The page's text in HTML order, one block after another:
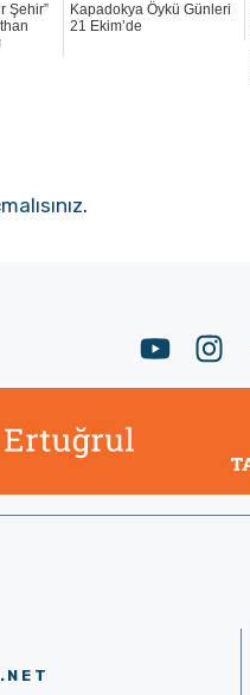
Şehir”
Kapadokya Öykü Günleri
21 Ekim’de
.